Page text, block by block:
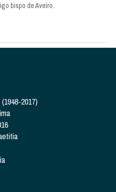
bispo de Aveiro.
2017)